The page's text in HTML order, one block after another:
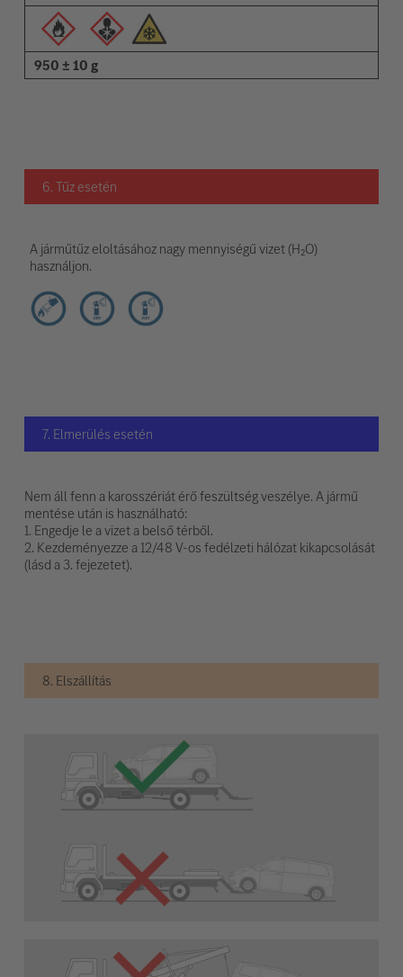
950 ± 10 g
6. Tűz esetén
A járműtűz eloltásához nagy mennyiségű vizet (H₂O)
használjon.
7. Elmerülés esetén
Nem áll fenn a karosszériát érő feszültség veszélye. A jármű
mentése után is használható:
1. Engedje le a vizet a belső térből.
2. Kezdeményezze a 12/48 V-os fedélzeti hálózat kikapcsolását
(lásd a 3. fejezetet).
8. Elszállítás